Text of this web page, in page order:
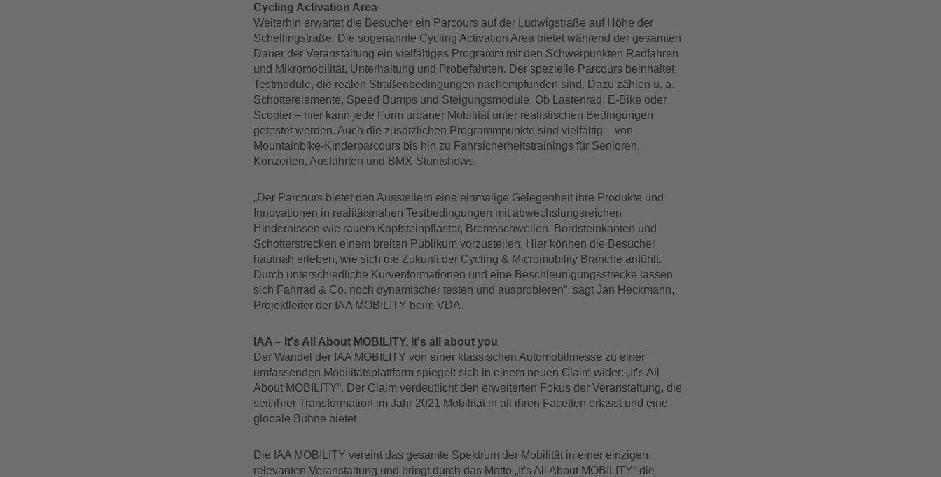
Cycling Activation Area
Weiterhin erwartet die Besucher ein Parcours auf der Ludwigstraße auf Höhe der
Schellingstraße. Die sogenannte Cycling Activation Area bietet während der gesamten
Dauer der Veranstaltung ein vielfältiges Programm mit den Schwerpunkten Radfahren
und Mikromobilität, Unterhaltung und Probefahrten. Der spezielle Parcours beinhaltet
Testmodule, die realen Straßenbedingungen nachempfunden sind. Dazu zählen u. a.
Schotterelemente, Speed Bumps und Steigungsmodule. Ob Lastenrad, E-Bike oder
Scooter – hier kann jede Form urbaner Mobilität unter realistischen Bedingungen
getestet werden. Auch die zusätzlichen Programmpunkte sind vielfältig – von
Mountainbike-Kinderparcours bis hin zu Fahrsicherheitstrainings für Senioren,
Konzerten, Ausfahrten und BMX-Stuntshows.
„Der Parcours bietet den Ausstellern eine einmalige Gelegenheit ihre Produkte und
Innovationen in realitätsnahen Testbedingungen mit abwechslungsreichen
Hindernissen wie rauem Kopfsteinpflaster, Bremsschwellen, Bordsteinkanten und
Schotterstrecken einem breiten Publikum vorzustellen. Hier können die Besucher
hautnah erleben, wie sich die Zukunft der Cycling & Micromobility Branche anfühlt.
Durch unterschiedliche Kurvenformationen und eine Beschleunigungsstrecke lassen
sich Fahrrad & Co. noch dynamischer testen und ausprobieren”, sagt Jan Heckmann,
Projektleiter der IAA MOBILITY beim VDA.
IAA – It's All About MOBILITY, it's all about you
Der Wandel der IAA MOBILITY von einer klassischen Automobilmesse zu einer
umfassenden Mobilitätsplattform spiegelt sich in einem neuen Claim wider: „It’s All
About MOBILITY“. Der Claim verdeutlicht den erweiterten Fokus der Veranstaltung, die
seit ihrer Transformation im Jahr 2021 Mobilität in all ihren Facetten erfasst und eine
globale Bühne bietet.
Die IAA MOBILITY vereint das gesamte Spektrum der Mobilität in einer einzigen,
relevanten Veranstaltung und bringt durch das Motto „It's All About MOBILITY“ die